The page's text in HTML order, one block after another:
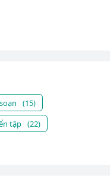
(15)
tập (22)